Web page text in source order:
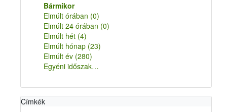
Bármikor
Elmúlt órában (0)
Elmúlt 24 órában (0)
Elmúlt hét (4)
Elmúlt hónap (23)
Elmúlt év (280)
Egyéni időszak…
Címkék